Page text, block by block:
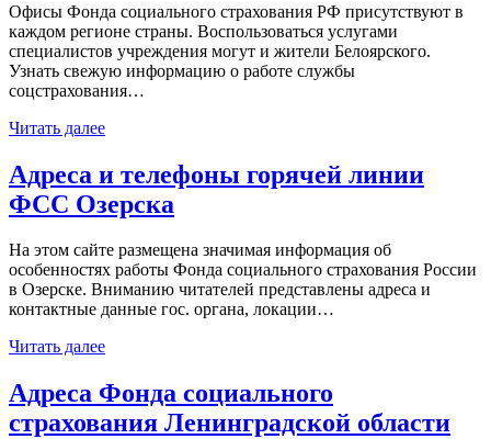
Офисы Фонда социального страхования РФ присутствуют в
каждом регионе страны. Воспользоваться услугами
специалистов учреждения могут и жители Белоярского.
Узнать свежую информацию о работе службы
соцстрахования…
Читать далее
Адреса и телефоны горячей линии
ФСС Озерска
На этом сайте размещена значимая информация об
особенностях работы Фонда социального страхования России
в Озерске. Вниманию читателей представлены адреса и
контактные данные гос. органа, локации…
Читать далее
Адреса Фонда социального
страхования Ленинградской области